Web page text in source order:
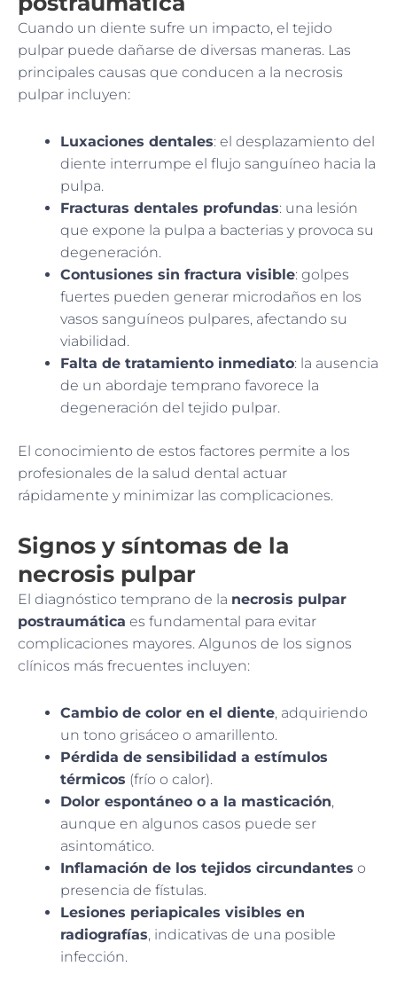
Cuando un diente sufre un impacto, el tejido
pulpar puede dañarse de diversas maneras. Las
principales causas que conducen a la necrosis
pulpar incluyen:
Luxaciones dentales: el desplazamiento del
diente interrumpe el flujo sanguíneo hacia la
pulpa.
Fracturas dentales profundas: una lesión
que expone la pulpa a bacterias y provoca su
degeneración.
Contusiones sin fractura visible: golpes
fuertes pueden generar microdaños en los
vasos sanguíneos pulpares, afectando su
viabilidad.
Falta de tratamiento inmediato: la ausencia
de un abordaje temprano favorece la
degeneración del tejido pulpar.
El conocimiento de estos factores permite a los
profesionales de la salud dental actuar
rápidamente y minimizar las complicaciones.
Signos y síntomas de la
necrosis pulpar
El diagnóstico temprano de la necrosis pulpar
postraumática es fundamental para evitar
complicaciones mayores. Algunos de los signos
clínicos más frecuentes incluyen:
Cambio de color en el diente, adquiriendo
un tono grisáceo o amarillento.
Pérdida de sensibilidad a estímulos
térmicos (frío o calor).
Dolor espontáneo o a la masticación,
aunque en algunos casos puede ser
asintomático.
Inflamación de los tejidos circundantes o
presencia de fístulas.
Lesiones periapicales visibles en
radiografías, indicativas de una posible
infección.